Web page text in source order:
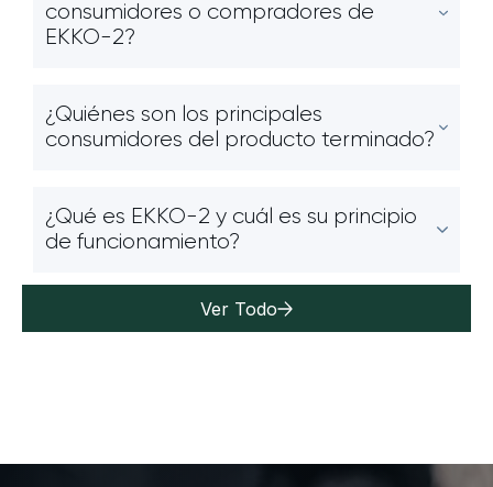
consumidores o compradores de
EKKO-2?
¿Quiénes son los principales
consumidores del producto terminado?
¿Qué es EKKO-2 y cuál es su principio
de funcionamiento?
Ver Todo